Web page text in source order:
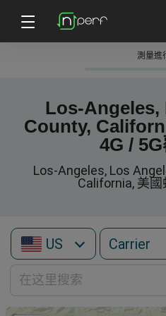
測量進
Los-Angeles,
County,
4G /
Los-Angeles, Los
California, 美
US